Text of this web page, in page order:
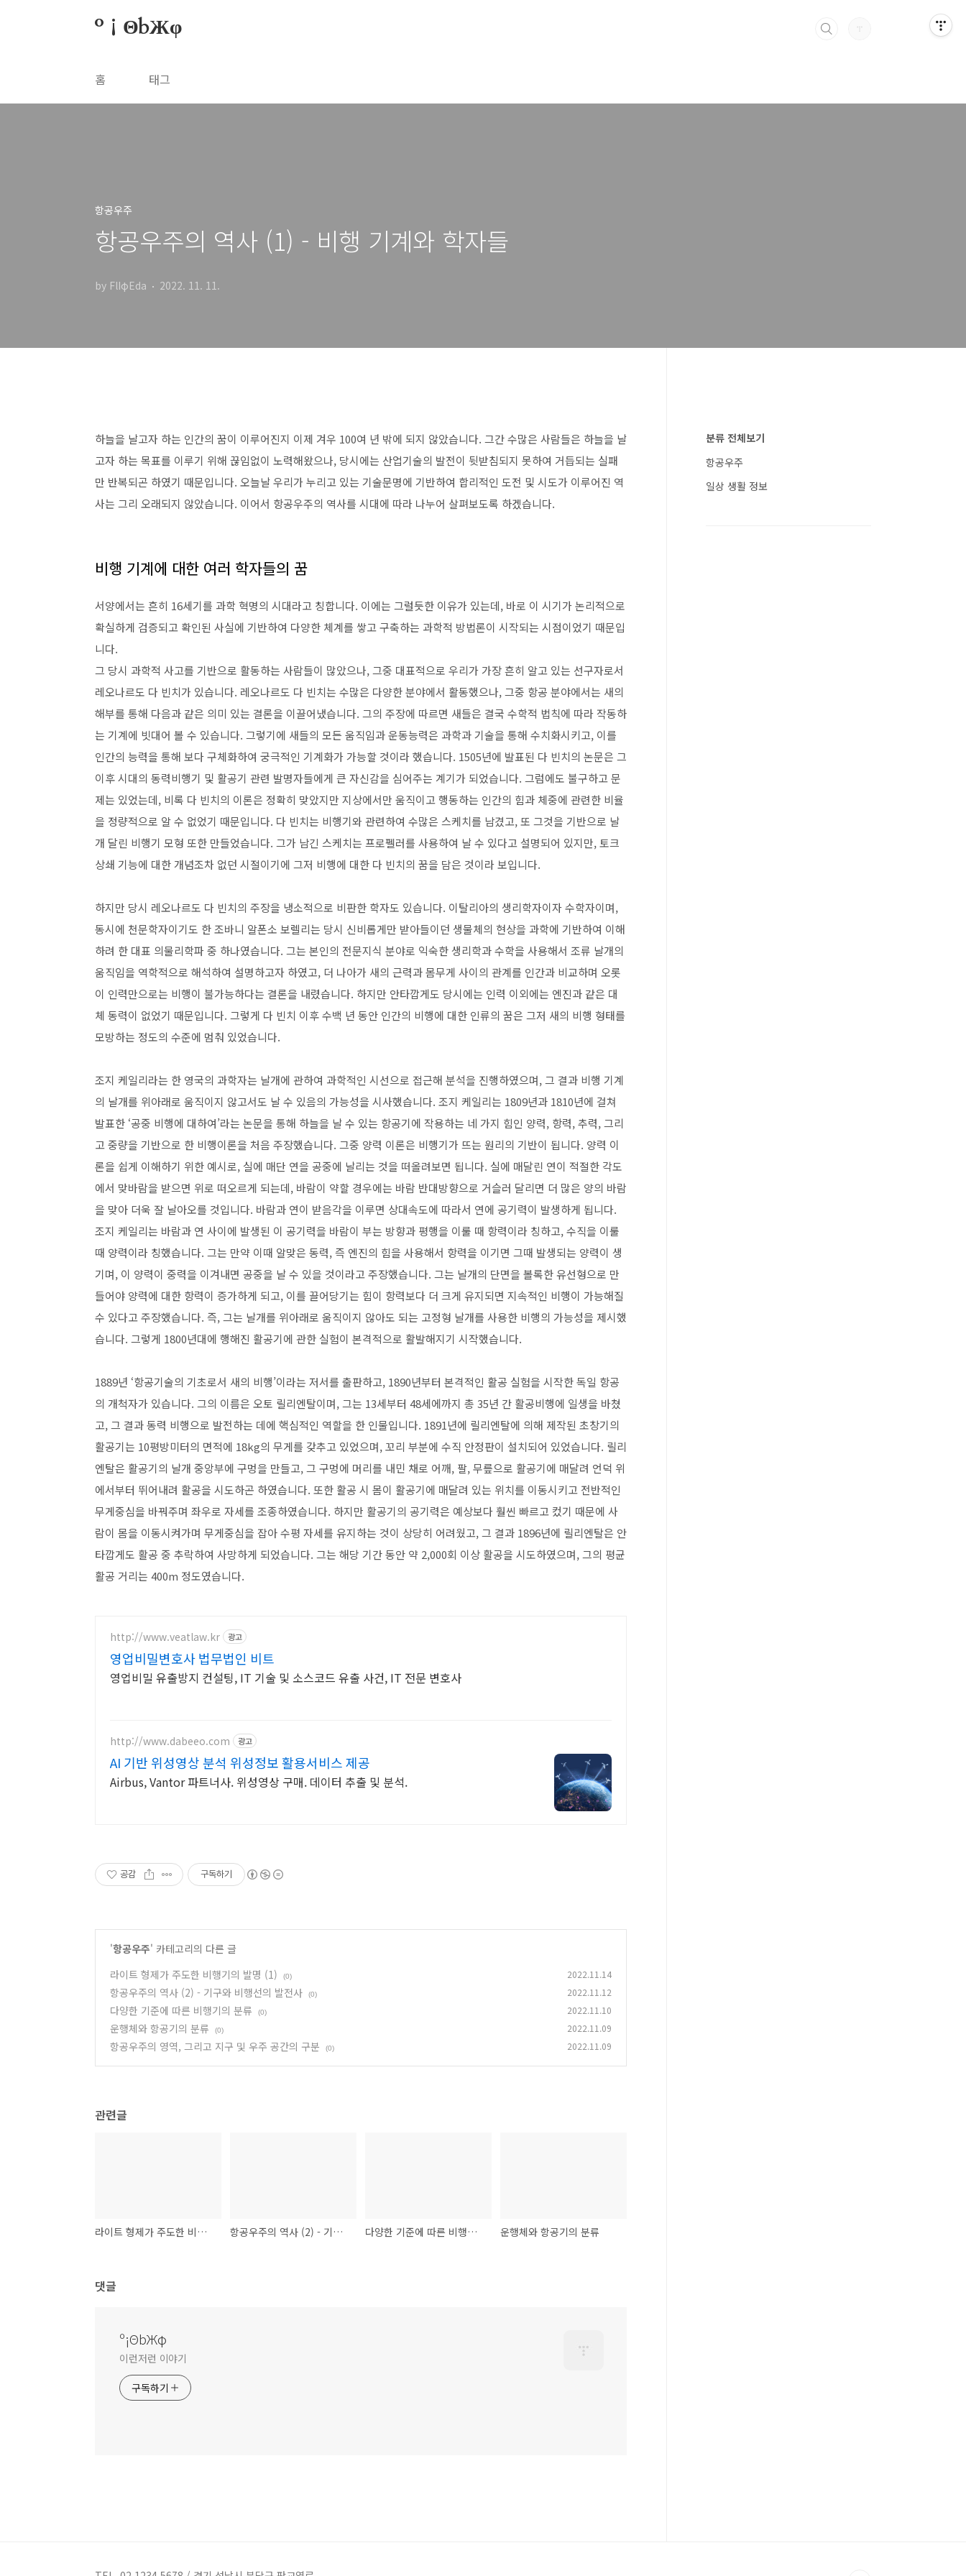
º¡ΘbЖφ
홈 태그
항공우주
항공우주의 역사 (1) - 비행 기계와 학자들
by FlIφEda 2022. 11. 11.
하늘을 날고자 하는 인간의 꿈이 이루어진지 이제 겨우 100여 년 밖에 되지 않았습니다. 그간 수많은 사람들은 하늘을 날
고자 하는 목표를 이루기 위해 끊임없이 노력해왔으나, 당시에는 산업기술의 발전이 뒷받침되지 못하여 거듭되는 실패
만 반복되곤 하였기 때문입니다. 오늘날 우리가 누리고 있는 기술문명에 기반하여 합리적인 도전 및 시도가 이루어진 역
사는 그리 오래되지 않았습니다. 이어서 항공우주의 역사를 시대에 따라 나누어 살펴보도록 하겠습니다.
비행 기계에 대한 여러 학자들의 꿈
서양에서는 흔히 16세기를 과학 혁명의 시대라고 칭합니다. 이에는 그럴듯한 이유가 있는데, 바로 이 시기가 논리적으로
확실하게 검증되고 확인된 사실에 기반하여 다양한 체계를 쌓고 구축하는 과학적 방법론이 시작되는 시점이었기 때문입
니다.
그 당시 과학적 사고를 기반으로 활동하는 사람들이 많았으나, 그중 대표적으로 우리가 가장 흔히 알고 있는 선구자로서
레오나르도 다 빈치가 있습니다. 레오나르도 다 빈치는 수많은 다양한 분야에서 활동했으나, 그중 항공 분야에서는 새의
해부를 통해 다음과 같은 의미 있는 결론을 이끌어냈습니다. 그의 주장에 따르면 새들은 결국 수학적 법칙에 따라 작동하
는 기계에 빗대어 볼 수 있습니다. 그렇기에 새들의 모든 움직임과 운동능력은 과학과 기술을 통해 수치화시키고, 이를
인간의 능력을 통해 보다 구체화하여 궁극적인 기계화가 가능할 것이라 했습니다. 1505년에 발표된 다 빈치의 논문은 그
이후 시대의 동력비행기 및 활공기 관련 발명자들에게 큰 자신감을 심어주는 계기가 되었습니다. 그럼에도 불구하고 문
제는 있었는데, 비록 다 빈치의 이론은 정확히 맞았지만 지상에서만 움직이고 행동하는 인간의 힘과 체중에 관련한 비율
을 정량적으로 알 수 없었기 때문입니다. 다 빈치는 비행기와 관련하여 수많은 스케치를 남겼고, 또 그것을 기반으로 날
개 달린 비행기 모형 또한 만들었습니다. 그가 남긴 스케치는 프로펠러를 사용하여 날 수 있다고 설명되어 있지만, 토크
상쇄 기능에 대한 개념조차 없던 시절이기에 그저 비행에 대한 다 빈치의 꿈을 담은 것이라 보입니다.
하지만 당시 레오나르도 다 빈치의 주장을 냉소적으로 비판한 학자도 있습니다. 이탈리아의 생리학자이자 수학자이며,
동시에 천문학자이기도 한 조바니 알폰소 보렐리는 당시 신비롭게만 받아들이던 생물체의 현상을 과학에 기반하여 이해
하려 한 대표 의물리학파 중 하나였습니다. 그는 본인의 전문지식 분야로 익숙한 생리학과 수학을 사용해서 조류 날개의
움직임을 역학적으로 해석하여 설명하고자 하였고, 더 나아가 새의 근력과 몸무게 사이의 관계를 인간과 비교하며 오롯
이 인력만으로는 비행이 불가능하다는 결론을 내렸습니다. 하지만 안타깝게도 당시에는 인력 이외에는 엔진과 같은 대
체 동력이 없었기 때문입니다. 그렇게 다 빈치 이후 수백 년 동안 인간의 비행에 대한 인류의 꿈은 그저 새의 비행 형태를
모방하는 정도의 수준에 멈춰 있었습니다.
조지 케일리라는 한 영국의 과학자는 날개에 관하여 과학적인 시선으로 접근해 분석을 진행하였으며, 그 결과 비행 기계
의 날개를 위아래로 움직이지 않고서도 날 수 있음의 가능성을 시사했습니다. 조지 케일리는 1809년과 1810년에 걸쳐
발표한 ‘공중 비행에 대하여’라는 논문을 통해 하늘을 날 수 있는 항공기에 작용하는 네 가지 힘인 양력, 항력, 추력, 그리
고 중량을 기반으로 한 비행이론을 처음 주장했습니다. 그중 양력 이론은 비행기가 뜨는 원리의 기반이 됩니다. 양력 이
론을 쉽게 이해하기 위한 예시로, 실에 매단 연을 공중에 날리는 것을 떠올려보면 됩니다. 실에 매달린 연이 적절한 각도
에서 맞바람을 받으면 위로 떠오르게 되는데, 바람이 약할 경우에는 바람 반대방향으로 거슬러 달리면 더 많은 양의 바람
을 맞아 더욱 잘 날아오를 것입니다. 바람과 연이 받음각을 이루면 상대속도에 따라서 연에 공기력이 발생하게 됩니다.
조지 케일리는 바람과 연 사이에 발생된 이 공기력을 바람이 부는 방향과 평행을 이룰 때 항력이라 칭하고, 수직을 이룰
때 양력이라 칭했습니다. 그는 만약 이때 알맞은 동력, 즉 엔진의 힘을 사용해서 항력을 이기면 그때 발생되는 양력이 생
기며, 이 양력이 중력을 이겨내면 공중을 날 수 있을 것이라고 주장했습니다. 그는 날개의 단면을 볼록한 유선형으로 만
들어야 양력에 대한 항력이 증가하게 되고, 이를 끌어당기는 힘이 항력보다 더 크게 유지되면 지속적인 비행이 가능해질
수 있다고 주장했습니다. 즉, 그는 날개를 위아래로 움직이지 않아도 되는 고정형 날개를 사용한 비행의 가능성을 제시했
습니다. 그렇게 1800년대에 행해진 활공기에 관한 실험이 본격적으로 활발해지기 시작했습니다.
1889년 ‘항공기술의 기초로서 새의 비행’이라는 저서를 출판하고, 1890년부터 본격적인 활공 실험을 시작한 독일 항공
의 개척자가 있습니다. 그의 이름은 오토 릴리엔탈이며, 그는 13세부터 48세에까지 총 35년 간 활공비행에 일생을 바쳤
고, 그 결과 동력 비행으로 발전하는 데에 핵심적인 역할을 한 인물입니다. 1891년에 릴리엔탈에 의해 제작된 초창기의
활공기는 10평방미터의 면적에 18kg의 무게를 갖추고 있었으며, 꼬리 부분에 수직 안정판이 설치되어 있었습니다. 릴리
엔탈은 활공기의 날개 중앙부에 구멍을 만들고, 그 구멍에 머리를 내민 채로 어깨, 팔, 무릎으로 활공기에 매달려 언덕 위
에서부터 뛰어내려 활공을 시도하곤 하였습니다. 또한 활공 시 몸이 활공기에 매달려 있는 위치를 이동시키고 전반적인
무게중심을 바꿔주며 좌우로 자세를 조종하였습니다. 하지만 활공기의 공기력은 예상보다 훨씬 빠르고 컸기 때문에 사
람이 몸을 이동시켜가며 무게중심을 잡아 수평 자세를 유지하는 것이 상당히 어려웠고, 그 결과 1896년에 릴리엔탈은 안
타깝게도 활공 중 추락하여 사망하게 되었습니다. 그는 해당 기간 동안 약 2,000회 이상 활공을 시도하였으며, 그의 평균
활공 거리는 400m 정도였습니다.
http://www.veatlaw.kr 광고
영업비밀변호사 법무법인 비트
영업비밀 유출방지 컨설팅, IT 기술 및 소스코드 유출 사건, IT 전문 변호사
http://www.dabeeo.com 광고
AI 기반 위성영상 분석 위성정보 활용서비스 제공
Airbus, Vantor 파트너사. 위성영상 구매. 데이터 추출 및 분석.
공감 구독하기
'항공우주' 카테고리의 다른 글
라이트 형제가 주도한 비행기의 발명 (1)
(0) 2022.11.14
항공우주의 역사 (2) - 기구와 비행선의 발전사 (0) 2022.11.12
다양한 기준에 따른 비행기의 분류 (0) 2022.11.10
운행체와 항공기의 분류 (0) 2022.11.09
항공우주의 영역, 그리고 지구 및 우주 공간의 구분 (0) 2022.11.09
관련글
라이트 형제가 주도한 비행기의 발명 (1) 항공우주의 역사 (2) - 기구와 비행선의 발전사 다양한 기준에 따른 비행기의 분류 운행체와 항공기의 분류
댓글
º¡ΘbЖφ
이런저런 이야기
구독하기
분류 전체보기
항공우주
일상 생활 정보